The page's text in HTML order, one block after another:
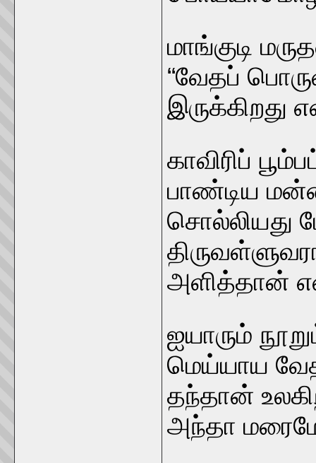
மாங்குடி
“வேதப்
இருக்கிறது
காவிரிப்
பாண்டிய
சொல்லியது
அளித்தான்
ஐயாரும்
மெய்யாய
தந்தான்
அந்தா